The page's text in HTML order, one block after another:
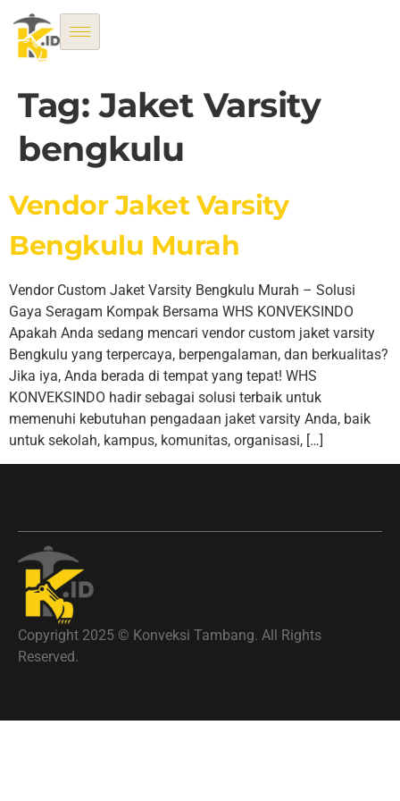
Tag:Jaket Varsity
bengkulu
Vendor Jaket Varsity
Bengkulu Murah
Vendor Custom Jaket Varsity Bengkulu Murah – Solusi
Gaya Seragam Kompak Bersama WHS KONVEKSINDO
Apakah Anda sedang mencari vendor custom jaket varsity
Bengkulu yang terpercaya, berpengalaman, dan berkualitas?
Jika iya, Anda berada di tempat yang tepat! WHS
KONVEKSINDO hadir sebagai solusi terbaik untuk
memenuhi kebutuhan pengadaan jaket varsity Anda, baik
untuk sekolah, kampus, komunitas, organisasi, […]
Copyright 2025 © Konveksi Tambang. All Rights
Reserved.